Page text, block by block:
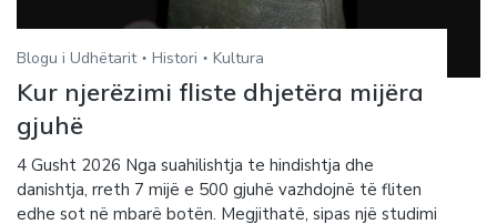
Blogu i Udhëtarit Histori Kultura
Kur njerëzimi fliste dhjetëra mijëra
gjuhë
4 Gusht 2026 Nga suahilishtja te hindishtja dhe
danishtja, rreth 7 mijë e 500 gjuhë vazhdojnë të fliten
edhe sot në mbarë botën. Megjithatë, sipas një studimi